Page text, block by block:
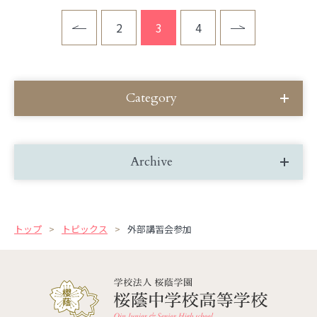
2 3 4
Category
Archive
トップ トピックス 外部講習会参加